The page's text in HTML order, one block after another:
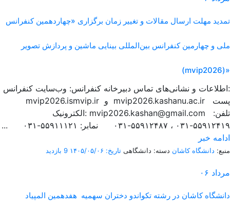
تمدید مهلت ارسال مقالات و تغییر زمان برگزاری «چهاردهمین کنفرانس
ملی و چهارمین کنفرانس بین‌المللی بینایی ماشین و پردازش تصویر
(mvip2026)»
اطلاعات و نشانی‌های تماس دبیرخانه کنفرانس: وب‌سایت کنفرانس:
mvip2026.ismvip.ir و mvip2026.kashanu.ac.ir پست
الکترونیک: mvip2026.kashan@gmail.com تلفن:
۵۵۹۱۲۴۱۹-۰۳۱ ، ۵۵۹۱۲۴۸۷-۰۳۱ نمابر: ۵۵۹۱۱۱۲۱-۰۳۱ ...
ادامه خبر
منبع: دانشگاه کاشان دسته: دانشگاهی تاریخ: ۱۴۰۵/۰۵/۰۶ 9 بازدید
۰۶ مرداد
دانشگاه کاشان در رشته تکواندو دختران سهمیه هفدهمین المپیاد